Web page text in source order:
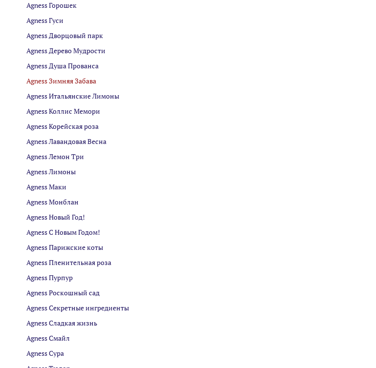
Agness Горошек
Agness Гуси
Agness Дворцовый парк
Agness Дерево Мудрости
Agness Душа Прованса
Agness Зимняя Забава
Agness Итальянские Лимоны
Agness Коллис Мемори
Agness Корейская роза
Agness Лавандовая Весна
Agness Лемон Три
Agness Лимоны
Agness Маки
Agness Монблан
Agness Новый Год!
Agness С Новым Годом!
Agness Парижские коты
Agness Пленительная роза
Agness Пурпур
Agness Роскошный сад
Agness Секретные ингредиенты
Agness Сладкая жизнь
Agness Смайл
Agness Сура